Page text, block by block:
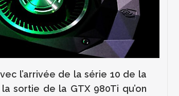
l’arrivée de la série 10 de la
sortie de la GTX 980Ti qu’on